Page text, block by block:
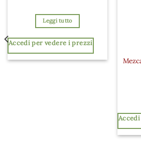
Leggi tutto
Accedi per vedere i prezzi